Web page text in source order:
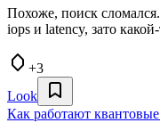
Похоже, поиск
iops и latency, зато
+3
Look
Как работают